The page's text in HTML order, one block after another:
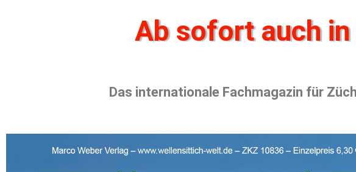
Ab sofort auch
Das internationale Fachmagazin für